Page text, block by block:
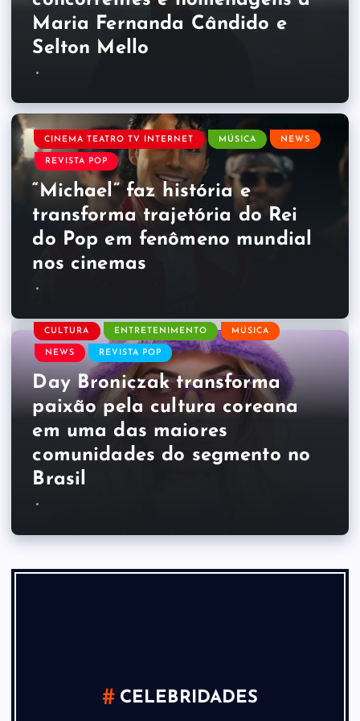
Maria Fernanda Cândido e
Selton Mello
CINEMA TEATRO TV INTERNET MÚSICA NEWS
REVISTA POP
“Michael” faz história e
transforma trajetória do Rei
do Pop em fenômeno mundial
nos cinemas
CULTURA ENTRETENIMENTO MÚSICA
NEWS REVISTA POP
Day Broniczak transforma
paixão pela cultura coreana
em uma das maiores
comunidades do segmento no
Brasil
CELEBRIDADES